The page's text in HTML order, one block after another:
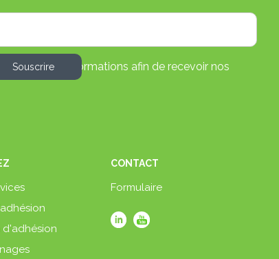
vos informations afin de recevoir nos
d'adhésion
CONTACT
Formulaire